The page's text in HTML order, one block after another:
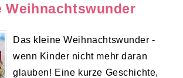
Weihnachtswunder
Das kleine Weihnachtswunder -
wenn Kinder nicht mehr daran
glauben! Eine kurze Geschichte,